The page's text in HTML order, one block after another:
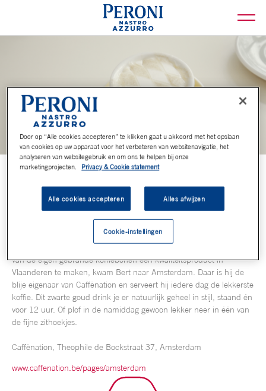
CAFFÈNATION
Net achter het Vondelpark vind je de tofste barista van Amsterdam:
van de eigen gebrande koffiebonen een kwaliteitsproduct in
Vlaanderen te maken, kwam Bert naar Amsterdam. Daar is hij de
blije eigenaar van Caffènation en serveert hij iedere dag de lekkerste
koffie. Dit zwarte goud drink je er natuurlijk geheel in stijl, staand én
voor 12 uur. Of plof in de namiddag gewoon lekker neer in één van
de fijne zithoekjes.
Caffènation, Theophile de Bockstraat 37, Amsterdam
www.caffenation.be/pages/amsterdam
Door op “Alle cookies accepteren” te klikken gaat u akkoord met het opslaan
van cookies op uw apparaat voor het verbeteren van websitenavigatie, het
analyseren van websitegebruik en om ons te helpen bij onze
marketingprojecten.
Privacy & Cookie statement
Alle cookies accepteren Alles afwijzen
Cookie-instellingen